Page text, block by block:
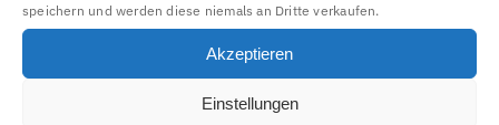
speichern und werden diese niemals an Dritte verkaufen.
Akzeptieren
Einstellungen